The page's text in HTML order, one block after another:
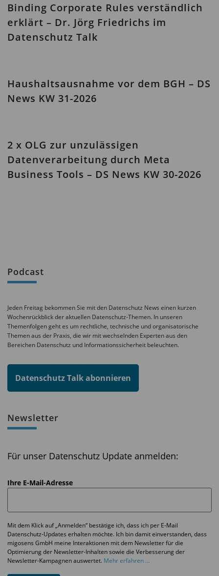
Binding Corporate Rules verständlich
erklärt – Dr. Jörg Friedrichs im
Datenschutz Talk
Haushaltsausnahme vor dem BGH – DS
News KW 31-2026
2 x OLG zur unzulässigen
Datenverarbeitung durch Meta
Business Tools – DS News KW 30-2026
Podcast
Jeden Freitag bekommen Sie mit den Datenschutz News einen kurzen
Wochenrückblick der aktuellen Datenschutz-Themen. In unseren
Themenfolgen geht es um rechtliche, technische und organisatorische
Themen aus der Praxis, die wir mit wechselnden Experten aus den
Bereichen Datenschutz und Informationssicherheit beleuchten.
Datenschutz Talk abonnieren
Newsletter
Für unser Datenschutz Update anmelden:
Ihre E-Mail-Adresse
Mit dem Klick auf „Anmelden“ bestätige ich, dass ich per E-Mail
Datenschutz-Updates erhalten möchte. Ich bin damit einverstanden, dass
migosens GmbH meine Interaktionen mit dem Newsletter für die
Optimierung der Newsletter-Inhalten sowie die Verbesserung der
Newsletter-Kampagnen auswertet. Mehr erfahren ...